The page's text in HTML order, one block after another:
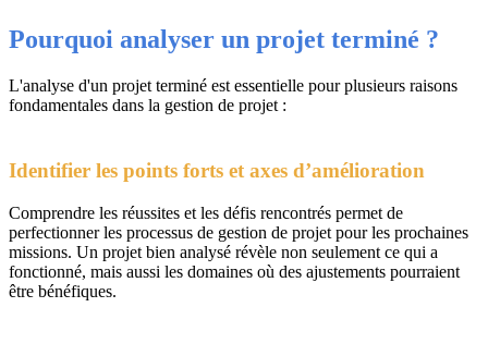
Pourquoi analyser un projet terminé ?
L'analyse d'un projet terminé est essentielle pour plusieurs raisons
fondamentales dans la gestion de projet :
Identifier les points forts et axes d’amélioration
Comprendre les réussites et les défis rencontrés permet de
perfectionner les processus de gestion de projet pour les prochaines
missions. Un projet bien analysé révèle non seulement ce qui a
fonctionné, mais aussi les domaines où des ajustements pourraient
être bénéfiques.